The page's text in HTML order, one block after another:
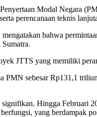
Modal Negara
perencanaan teknis
bahwa
JTTS yang memiliki
sebesar Rp131,1
Hingga Februari
yang berdampak